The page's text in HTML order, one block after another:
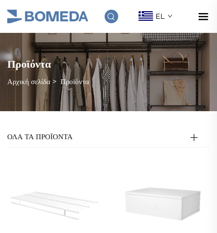
EL
Προϊόντα
Αρχική σελίδα > Προϊόντα
ΟΛΑ ΤΑ ΠΡΟΪΟΝΤΑ